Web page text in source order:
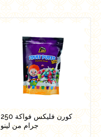
كورن فليكس فواكة 250
جرام من لينو